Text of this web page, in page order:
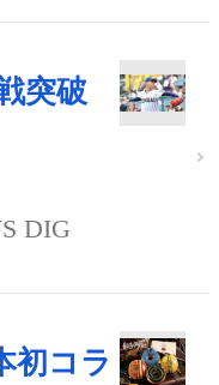
突破
DIG
初コラ